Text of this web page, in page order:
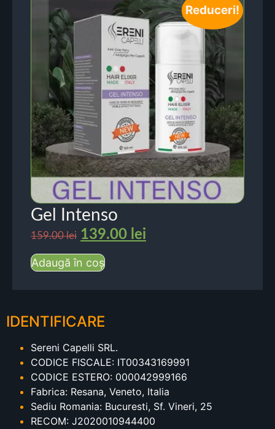
Reduceri!
Gel Intenso
159.00lei 139.00 lei
Adaugă în coș
IDENTIFICARE
Sereni Capelli SRL.
CODICE FISCALE: IT00343169991
CODICE ESTERO: 000042999166
Fabrica: Resana, Veneto, Italia
Sediu Romania: Bucuresti, Sf. Vineri, 25
RECOM: J2020010944400